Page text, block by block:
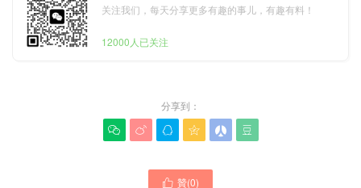
关注我们，每天分享更多有趣的事儿，有趣有料！
12000人已关注
分享到：
     
 贊(0)